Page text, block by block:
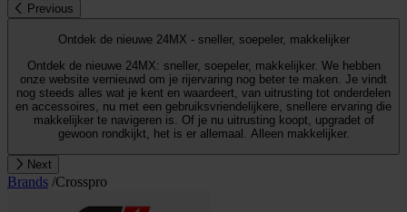
Previous
Ontdek de nieuwe 24MX - sneller, soepeler, makkelijker
Ontdek de nieuwe 24MX: sneller, soepeler, makkelijker. We hebben
onze website vernieuwd om je rijervaring nog beter te maken. Je vindt
nog steeds alles wat je kent en waardeert, van uitrusting tot onderdelen
en accessoires, nu met een gebruiksvriendelijkere, snellere ervaring die
makkelijker te navigeren is. Of je nu uitrusting koopt, upgradet of
gewoon rondkijkt, het is er allemaal. Alleen makkelijker.
Next
Brands /Crosspro